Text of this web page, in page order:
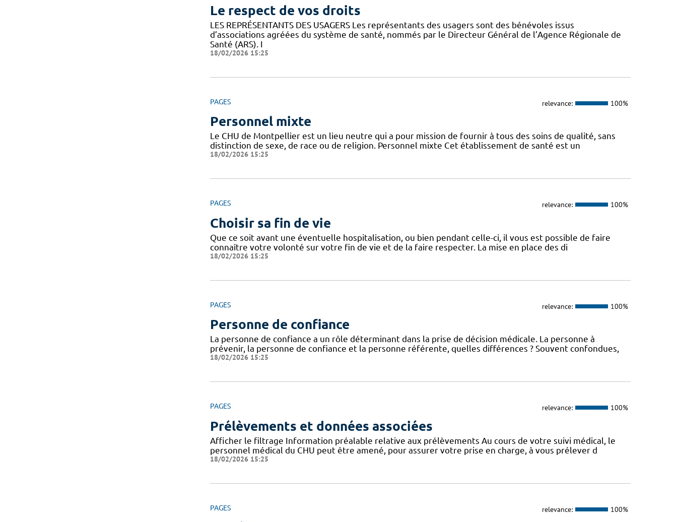
Le respect de vos droits
LES REPRÉSENTANTS DES USAGERS Les représentants des usagers sont des bénévoles issus
d’associations agréées du système de santé, nommés par le Directeur Général de l’Agence Régionale de
Santé (ARS). I
18/02/2026 15:25
PAGES relevance: 100%
Personnel mixte
Le CHU de Montpellier est un lieu neutre qui a pour mission de fournir à tous des soins de qualité, sans
distinction de sexe, de race ou de religion. Personnel mixte Cet établissement de santé est un
18/02/2026 15:25
PAGES relevance: 100%
Choisir sa fin de vie
Que ce soit avant une éventuelle hospitalisation, ou bien pendant celle-ci, il vous est possible de faire
connaître votre volonté sur votre fin de vie et de la faire respecter. La mise en place des di
18/02/2026 15:25
PAGES relevance: 100%
Personne de confiance
La personne de confiance a un rôle déterminant dans la prise de décision médicale. La personne à
prévenir, la personne de confiance et la personne référente, quelles différences ? Souvent confondues,
18/02/2026 15:25
PAGES relevance: 100%
Prélèvements et données associées
Afficher le filtrage Information préalable relative aux prélèvements Au cours de votre suivi médical, le
personnel médical du CHU peut être amené, pour assurer votre prise en charge, à vous prélever d
18/02/2026 15:25
PAGES relevance: 100%